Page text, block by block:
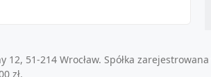
51-214 Wrocław. Spółka
zł.